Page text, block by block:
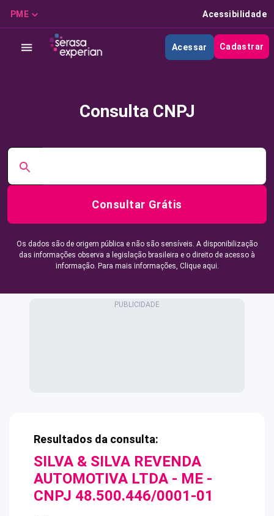
PME Acessibilidade
Acessar Cadastrar
Consulta CNPJ
Consultar Grátis
Os dados são de origem pública e não são sensíveis. A disponibilização
das informações observa a legislação brasileira e o direito de acesso à
informação. Para mais informações, Clique aqui.
Resultados da consulta:
SILVA & SILVA REVENDA
AUTOMOTIVA LTDA - ME -
CNPJ 48.500.446/0001-01